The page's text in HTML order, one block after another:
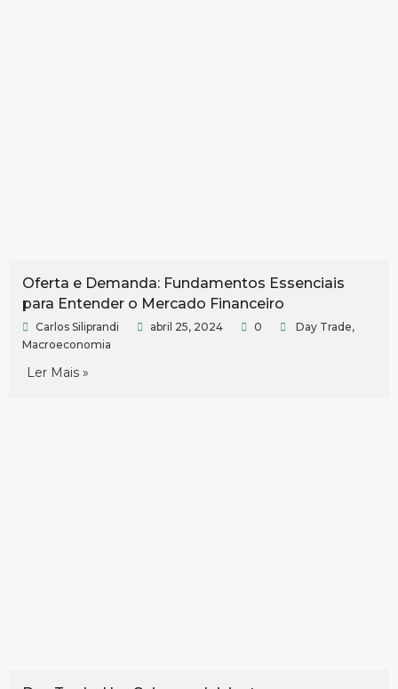
Oferta e Demanda: Fundamentos Essenciais
para Entender o Mercado Financeiro
Carlos Siliprandi abril 25, 2024 0 Day Trade,
Macroeconomia
Ler Mais »